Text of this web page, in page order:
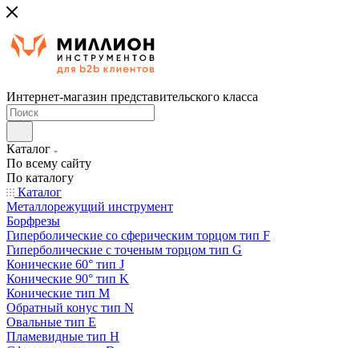
Интернет-магазин представительского класса
Каталог
По всему сайту
По каталогу
Каталог
Металлорежущий инструмент
Борфрезы
Гиперболические cо сферическим торцом тип F
Гиперболические с точеным торцом тип G
Конические 60° тип J
Конические 90° тип K
Конические тип M
Обратный конус тип N
Овальные тип E
Пламевидные тип H